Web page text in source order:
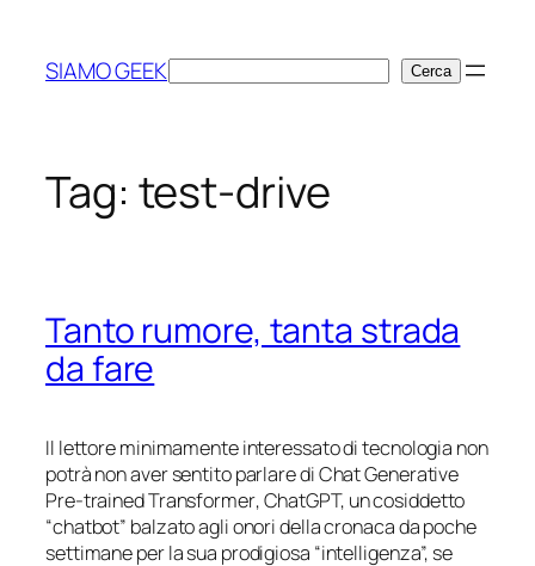
contenuto
SIAMO GEEKCerca Cerca
Tag: test-drive
Tanto rumore, tanta strada
da fare
Il lettore minimamente interessato di tecnologia non
potrà non aver sentito parlare diChat Generative
Pre-trained Transformer, ChatGPT, un cosiddetto
“chatbot” balzato agli onori della cronaca da poche
settimane per la sua prodigiosa “intelligenza”, se